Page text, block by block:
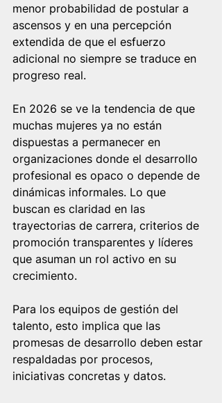
menor probabilidad de postular a
ascensos y en una percepción
extendida de que el esfuerzo
adicional no siempre se traduce en
progreso real.
En 2026 se ve la tendencia de que
muchas mujeres ya no están
dispuestas a permanecer en
organizaciones donde el desarrollo
profesional es opaco o depende de
dinámicas informales. Lo que
buscan es claridad en las
trayectorias de carrera, criterios de
promoción transparentes y líderes
que asuman un rol activo en su
crecimiento.
Para los equipos de gestión del
talento, esto implica que las
promesas de desarrollo deben estar
respaldadas por procesos,
iniciativas concretas y datos.